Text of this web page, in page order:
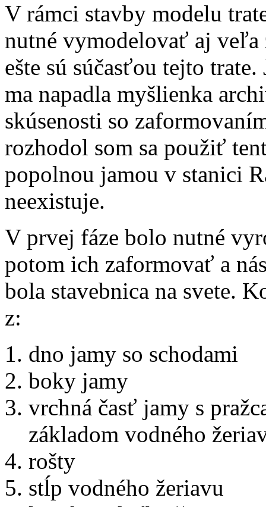
V rámci stavby modelu
nutné vymodelovať aj veľa
ešte sú súčasťou tejto
ma napadla myšlienka
skúsenosti so
rozhodol som sa použiť
popolnou jamou v stanici
neexistuje.
V prvej fáze bolo nutné
potom ich zaformovať a
bola stavebnica na svete.
z:
dno jamy so schodami
boky jamy
vrchná časť jamy s
základom vodného
rošty
stĺp vodného žeriavu